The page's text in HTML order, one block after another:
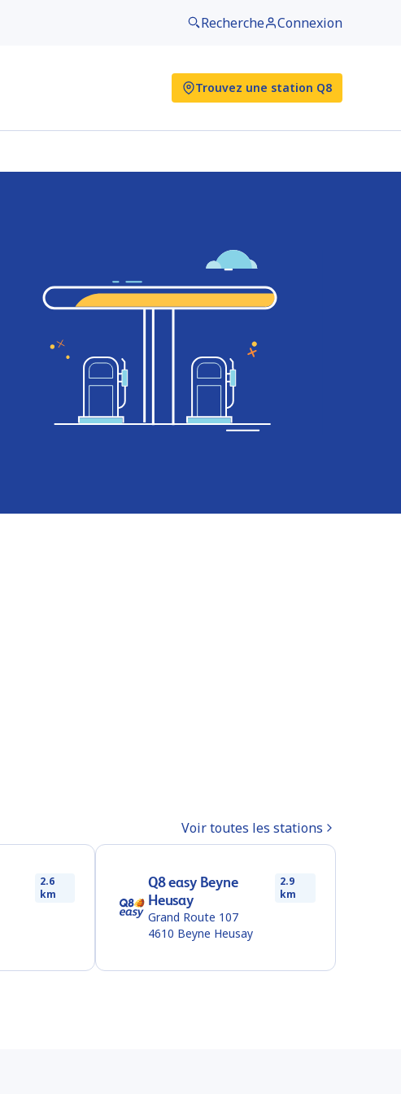
Recherche Connexion
Trouvez une station Q8
Voir toutes les stations
2.6
km
Q8 easy Beyne
Heusay
2.9
km
Grand Route 107
4610 Beyne Heusay